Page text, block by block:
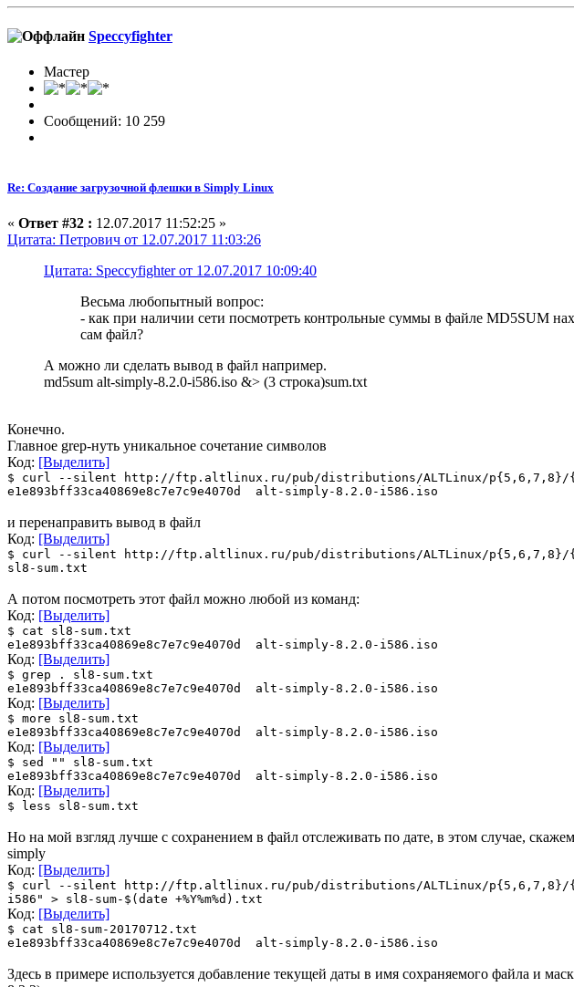
Speccyfighter
Мастер
Сообщений: 10 259
Re: Создание загрузочной флешки в Simply Linux
« Ответ #32 : 12.07.2017 11:52:25 »
Цитата: Петрович от 12.07.2017 11:03:26
Цитата: Speccyfighter от 12.07.2017 10:09:40
Весьма любопытный вопрос:
- как при наличии сети посмотреть контрольные суммы в файле MD5SUM
сам файл?
А можно ли сделать вывод в файл например.
md5sum alt-simply-8.2.0-i586.iso &> (3 строка)sum.txt
Конечно.
Главное grep-нуть уникальное сочетание символов
Код: [Выделить]
$ curl --silent http://ftp.altlinux.ru/pub/distributions/ALTLinux/p{5,6,7,8}/
e1e893bff33ca40869e8c7e7c9e4070d alt-simply-8.2.0-i586.iso
и перенаправить вывод в файл
Код: [Выделить]
$ curl --silent http://ftp.altlinux.ru/pub/distributions/ALTLinux/p{5,6,7,8}/
sl8-sum.txt
А потом посмотреть этот файл можно любой из команд:
Код: [Выделить]
$ cat sl8-sum.txt
e1e893bff33ca40869e8c7e7c9e4070d alt-simply-8.2.0-i586.iso
Код: [Выделить]
$ grep . sl8-sum.txt
e1e893bff33ca40869e8c7e7c9e4070d alt-simply-8.2.0-i586.iso
Код: [Выделить]
$ more sl8-sum.txt
e1e893bff33ca40869e8c7e7c9e4070d alt-simply-8.2.0-i586.iso
Код: [Выделить]
$ sed "" sl8-sum.txt
e1e893bff33ca40869e8c7e7c9e4070d alt-simply-8.2.0-i586.iso
Код: [Выделить]
$ less sl8-sum.txt
Но на мой взгляд лучше с сохранением в файл отслеживать по дате, в этом случае,
simply
Код: [Выделить]
$ curl --silent http://ftp.altlinux.ru/pub/distributions/ALTLinux/p{5,6,7,8}/
i586" > sl8-sum-$(date +%Y%m%d).txt
Код: [Выделить]
$ cat sl8-sum-20170712.txt
e1e893bff33ca40869e8c7e7c9e4070d alt-simply-8.2.0-i586.iso
Здесь в примере используется добавление текущей даты в имя сохраняемого файла и